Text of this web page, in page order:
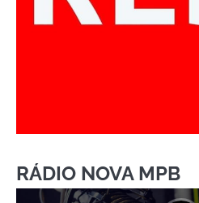
RÁDIO NOVA MPB